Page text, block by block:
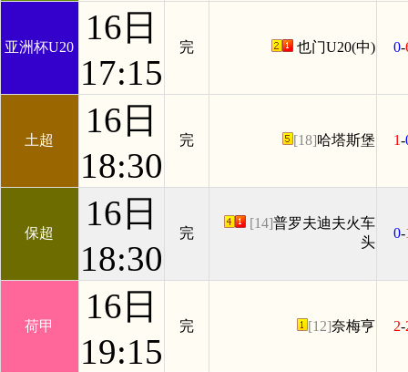
亚洲杯U20
16日
17:15
完 也门U20(中) 0-
土超
16日
18:30
完 [18]哈塔斯堡 1-
保超
16日
18:30
完
[14]普罗夫迪夫火车
头
0-
荷甲
16日
19:15
完 [12]奈梅亨 2-